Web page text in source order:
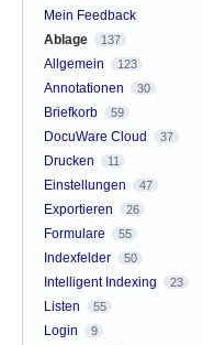
Mein Feedback
Ablage
137
Allgemein 123
Annotationen 30
Briefkorb 59
DocuWare Cloud 37
Drucken 11
Einstellungen 47
Exportieren 26
Formulare 55
Indexfelder 50
Intelligent Indexing 23
Listen 55
Login 9